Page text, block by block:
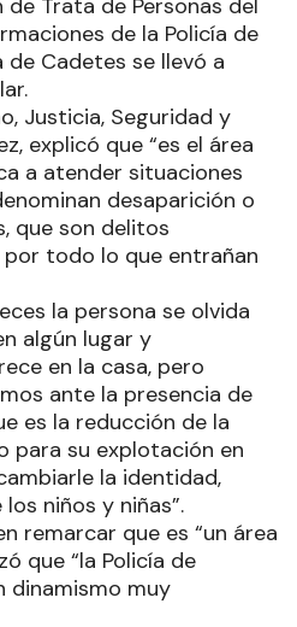
de la Policía de
de Cadetes se llevó a
Justicia, Seguridad y
explicó que “es el área
a atender situaciones
desaparición o
que son delitos
todo lo que entrañan
la persona se olvida
algún lugar y
en la casa, pero
ante la presencia de
es la reducción de la
para su explotación en
la identidad,
niños y niñas”.
remarcar que es “un área
que “la Policía de
dinamismo muy